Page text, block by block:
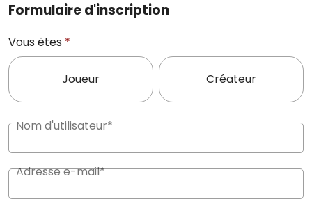
Formulaire d'inscription
Vous êtes *
Joueur Créateur
Nom d'utilisateur*
Adresse e-mail*